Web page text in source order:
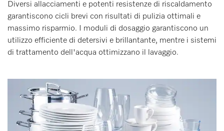
Diversi allacciamenti e potenti resistenze di riscaldamento
garantiscono cicli brevi con risultati di pulizia ottimali e
massimo risparmio. I moduli di dosaggio garantiscono un
utilizzo efficiente di detersivi e brillantante, mentre i sistemi
di trattamento dell'acqua ottimizzano il lavaggio.